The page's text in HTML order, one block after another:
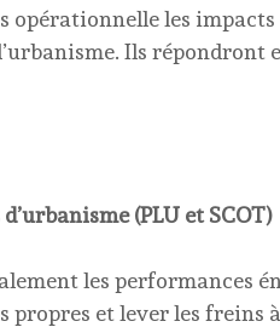
opérationnelle les
Ils répondront
(PLU et SCOT)
les performances
propres et lever les freins